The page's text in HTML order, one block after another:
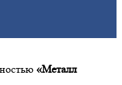
«Металл